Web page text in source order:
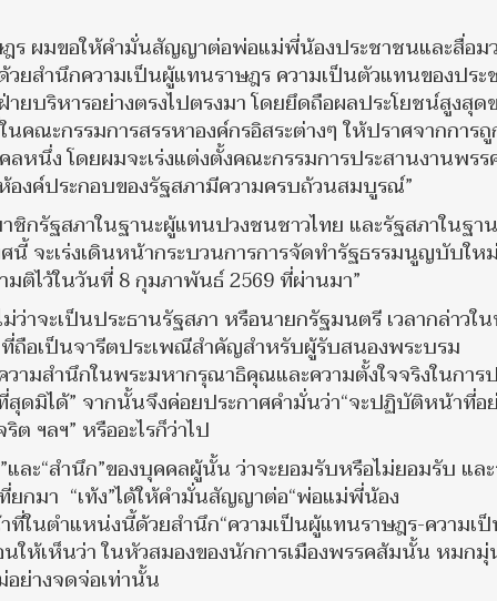
ฎร ผมขอให้คำมั่นสัญญาต่อพ่อแม่พี่น้องประชาชนและสื่อม
สำนึกความเป็นผู้แทนราษฎร ความเป็นตัวแทนของประ
ยบริหารอย่างตรงไปตรงมา โดยยึดถือผลประโยชน์สูงสุด
ณะกรรมการสรรหาองค์กรอิสระต่างๆ ให้ปราศจากการ
หนึ่ง โดยผมจะเร่งแต่งตั้งคณะกรรมการประสานงานพรร
องค์ประกอบของรัฐสภามีความครบถ้วนสมบูรณ์”
กรัฐสภาในฐานะผู้แทนปวงชนชาวไทย และรัฐสภาในฐา
นี้ จะเร่งเดินหน้ากระบวนการการจัดทำรัฐธรรมนูญบับใหม่
ติไว้ในวันที่ 8 กุมภาพันธ์ 2569 ที่ผ่านมา”
จะเป็นประธานรัฐสภา หรือนายกรัฐมนตรี เวลากล่าวใ
ที่ถือเป็นจารีตประเพณีสำคัญสำหรับผู้รับสนองพระบรม
วามสำนึกในพระมหากรุณาธิคุณและความตั้งใจจริงในกา
ดมิได้” จากนั้นจึงค่อยประกาศคำมั่นว่า“จะปฏิบัติหน้าที่อ
ฯลฯ” หรืออะไรก็ว่าไป
ละ“สำนึก”ของบุคคลผู้นั้น ว่าจะยอมรับหรือไม่ยอมรับ แล
กมา “เท้ง”ได้ให้คำมั่นสัญญาต่อ“พ่อแม่พี่น้อง
ที่ในตำแหน่งนี้ด้วยสำนึก“ความเป็นผู้แทนราษฎร-ความเ
ให้เห็นว่า ในหัวสมองของนักการเมืองพรรคส้มนั้น หมก
ย่างจดจ่อเท่านั้น